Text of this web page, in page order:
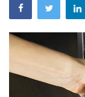
Galeri
Dil
Türkçe